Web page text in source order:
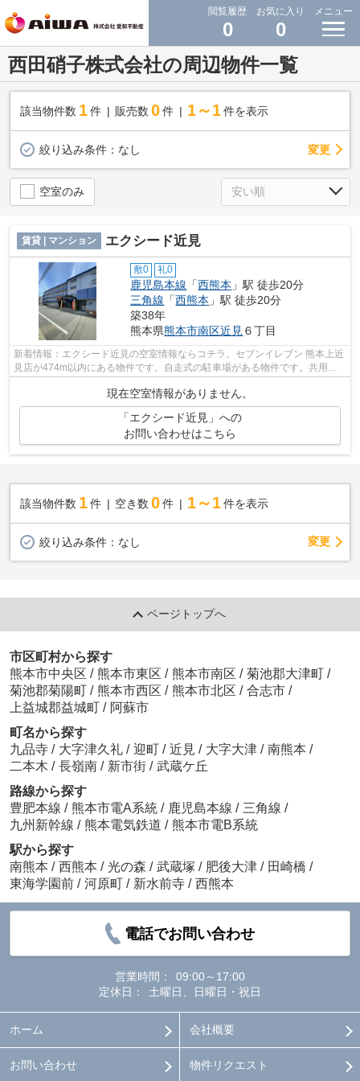
閲覧履歴
0
お気に入り
0
メニュー
西田硝子株式会社の周辺物件一覧
該当物件数 1件 販売数 0 件 1～1 件を表示
絞り込み条件： なし 変更
空室のみ
賃貸 | マンション エクシード近見
敷0 礼0
鹿児島本線 「西熊本 」駅 徒歩20分
三角線 「西熊本 」駅 徒歩20分
築38年
熊本県熊本市南区近見６丁目
新着情報：エクシード近見の空室情報ならコチラ。セブンイレブン 熊本上近
見店が474m以内にある物件です。自走式の駐車場がある物件です。共用部
にゴミ置き場があるので、外部の人にご...
現在空室情報がありません。
「エクシード近見」への
お問い合わせはこちら
該当物件数 1件 空き数 0 件 1～1 件を表示
絞り込み条件： なし 変更
ページトップへ
市区町村から探す
熊本市中央区 / 熊本市東区 / 熊本市南区 / 菊池郡大津町 /
菊池郡菊陽町 / 熊本市西区 / 熊本市北区 / 合志市 /
上益城郡益城町 / 阿蘇市
町名から探す
九品寺 / 大字津久礼 / 迎町 / 近見 / 大字大津 / 南熊本 /
二本木 / 長嶺南 / 新市街 / 武蔵ケ丘
路線から探す
豊肥本線 / 熊本市電A系統 / 鹿児島本線 / 三角線 /
九州新幹線 / 熊本電気鉄道 / 熊本市電B系統
駅から探す
南熊本 / 西熊本 / 光の森 / 武蔵塚 / 肥後大津 / 田崎橋 /
東海学園前 / 河原町 / 新水前寺 / 西熊本
電話でお問い合わせ
営業時間：
09:00～17:00
定休日：
土曜日、日曜日・祝日
ホーム 会社概要
お問い合わせ 物件リクエスト